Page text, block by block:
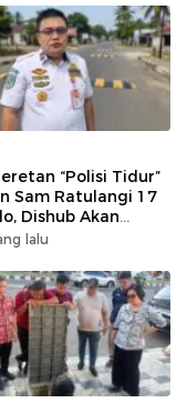
“Polisi Tidur”
Sam Ratulangi 17
Dishub Akan
Solusi
lalu